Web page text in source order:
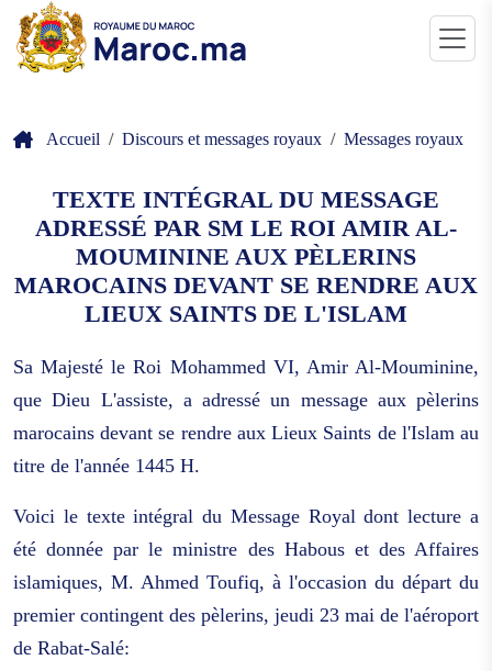
Accueil Discours et messages royaux Messages royaux
TEXTE INTÉGRAL DU MESSAGE
ADRESSÉ PAR SM LE ROI AMIR AL-
MOUMININE AUX PÈLERINS
MAROCAINS DEVANT SE RENDRE AUX
LIEUX SAINTS DE L'ISLAM
Sa Majesté le Roi Mohammed VI, Amir Al-Mouminine,
que Dieu L'assiste, a adressé un message aux pèlerins
marocains devant se rendre aux Lieux Saints de l'Islam au
titre de l'année 1445 H.
Voici le texte intégral du Message Royal dont lecture a
été donnée par le ministre des Habous et des Affaires
islamiques, M. Ahmed Toufiq, à l'occasion du départ du
premier contingent des pèlerins, jeudi 23 mai de l'aéroport
de Rabat-Salé: